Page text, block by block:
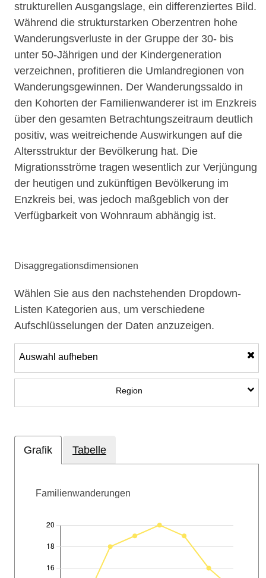
strukturellen Ausgangslage, ein differenziertes Bild.
Während die strukturstarken Oberzentren hohe
Wanderungsverluste in der Gruppe der 30- bis
unter 50-Jährigen und der Kindergeneration
verzeichnen, profitieren die Umlandregionen von
Wanderungsgewinnen. Der Wanderungssaldo in
den Kohorten der Familienwanderer ist im Enzkreis
über den gesamten Betrachtungszeitraum deutlich
positiv, was weitreichende Auswirkungen auf die
Altersstruktur der Bevölkerung hat. Die
Migrationsströme tragen wesentlich zur Verjüngung
der heutigen und zukünftigen Bevölkerung im
Enzkreis bei, was jedoch maßgeblich von der
Verfügbarkeit von Wohnraum abhängig ist.
Disaggregationsdimensionen
Wählen Sie aus den nachstehenden Dropdown-
Listen Kategorien aus, um verschiedene
Aufschlüsselungen der Daten anzuzeigen.
Auswahl aufheben
RegionUnterkategorien anzeigen:
Grafik Tabelle
Familienwanderungen